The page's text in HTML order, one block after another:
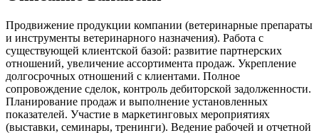
Продвижение продукции компании (ветеринарные препараты
и инструменты ветеринарного назначения). Работа с
существующей клиентской базой: развитие партнерских
отношений, увеличение ассортимента продаж. Укрепление
долгосрочных отношений с клиентами. Полное
сопровождение сделок, контроль дебиторской задолженности.
Планирование продаж и выполнение установленных
показателей. Участие в маркетинговых мероприятиях
(выставки, семинары, тренинги). Ведение рабочей и отчетной